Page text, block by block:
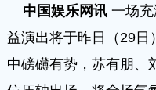
中国娱乐网讯 一场
益演出将于昨日（29日
中磅礴有势，苏有朋、